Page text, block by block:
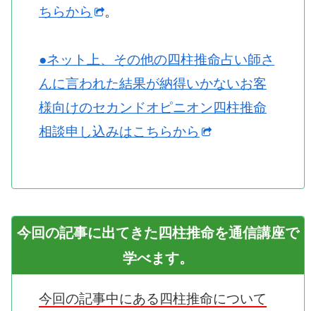
ちらから
。
●ネット上、その他の四柱推命占い師さ
んに言われた結果が納得いかないお客
様向けのセカンドオピニオン四柱推命
相談申し込みはこちらから
今回の記事に出てきた四柱推命を通信講座で
学べます。
今回の記事中にある四柱推命について